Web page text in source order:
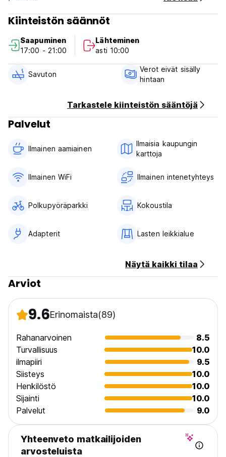
Kiinteistön säännöt
Saapuminen
17:00 - 21:00
Lähteminen
asti 10:00
Savuton
Verot eivät sisälly
hintaan
Tarkastele kiinteistön sääntöjä
Palvelut
Ilmainen aamiainen‎
Ilmaisia ​​kaupungin
karttoja
Ilmainen WiFi Ilmainen intenetyhteys
Polkupyöräparkki Kokoustila
Adapterit Lasten leikkialue
Näytä kaikki tilaa
Arviot
9.6Erinomaista(89)
Rahanarvoinen
8.5
Turvallisuus
10.0
ilmapiiri
9.5
Siisteys
10.0
Henkilöstö
10.0
Sijainti
10.0
Palvelut
9.0
Yhteenveto matkailijoiden
arvosteluista